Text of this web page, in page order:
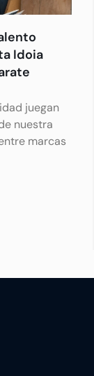
Idoia
juegan
nuestra
marcas